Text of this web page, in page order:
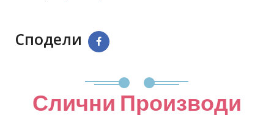
Сподели
Слични Производи